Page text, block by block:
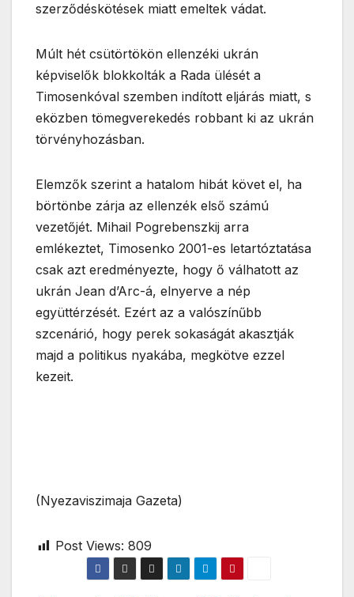
szerződéskötések miatt emeltek vádat.
Múlt hét csütörtökön ellenzéki ukrán
képviselők blokkolták a Rada ülését a
Timosenkóval szemben indított eljárás miatt, s
eközben tömegverekedés robbant ki az ukrán
törvényhozásban.
Elemzők szerint a hatalom hibát követ el, ha
börtönbe zárja az ellenzék első számú
vezetőjét. Mihail Pogrebenszkij arra
emlékeztet, Timosenko 2001-es letartóztatása
csak azt eredményezte, hogy ő válhatott az
ukrán Jean d’Arc-á, elnyerve a nép
együttérzését. Ezért az a valószínűbb
szcenárió, hogy perek sokaságát akasztják
majd a politikus nyakába, megkötve ezzel
kezeit.
(Nyezaviszimaja Gazeta)
Post Views: 809